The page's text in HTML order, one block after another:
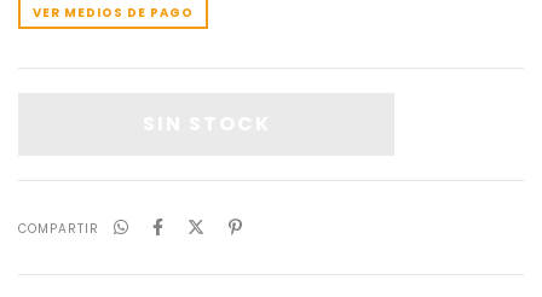
VER MEDIOS DE PAGO
COMPARTIR